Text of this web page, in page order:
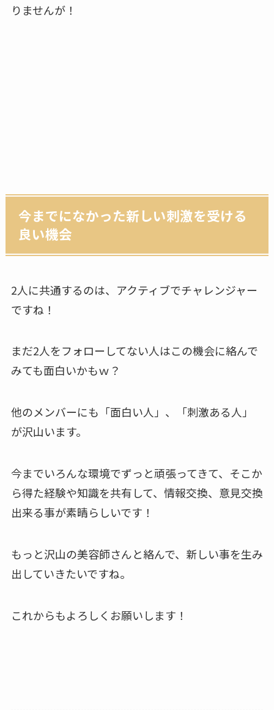
りませんが！
今までになかった新しい刺激を受ける
良い機会
2人に共通するのは、アクティブでチャレンジャー
ですね！
まだ2人をフォローしてない人はこの機会に絡んで
みても面白いかもｗ？
他のメンバーにも「面白い人」、「刺激ある人」
が沢山います。
今までいろんな環境でずっと頑張ってきて、そこか
ら得た経験や知識を共有して、情報交換、意見交換
出来る事が素晴らしいです！
もっと沢山の美容師さんと絡んで、新しい事を生み
出していきたいですね。
これからもよろしくお願いします！